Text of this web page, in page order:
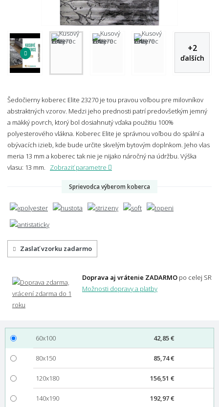
+2
ďalších
Šedočierny koberec Elite 23270 je tou pravou voľbou pre milovníkov
abstraktných vzorov. Medzi jeho prednosti patrí predovšetkým jemný
a mäkký povrch, ktorý bol dosiahnutý vďaka použitiu 100%
polyesterového vlákna. Koberec Elite je správnou voľbou do spální a
obývacích izieb, kde bude určite skvelým bytovým doplnkom. Jeho vlas
meria 13 mm a koberec tak nie je nijako náročný na údržbu. Výška
vlasu: 13 mm.
Zobraziť parametre
Sprievodca výberom koberca
Zaslať vzorku zadarmo
Doprava aj vrátenie ZADARMO po celej SR
Možnosti dopravy a platby
60x100 42,85 €
80x150 85,74 €
120x180 156,51 €
140x190 192,97 €